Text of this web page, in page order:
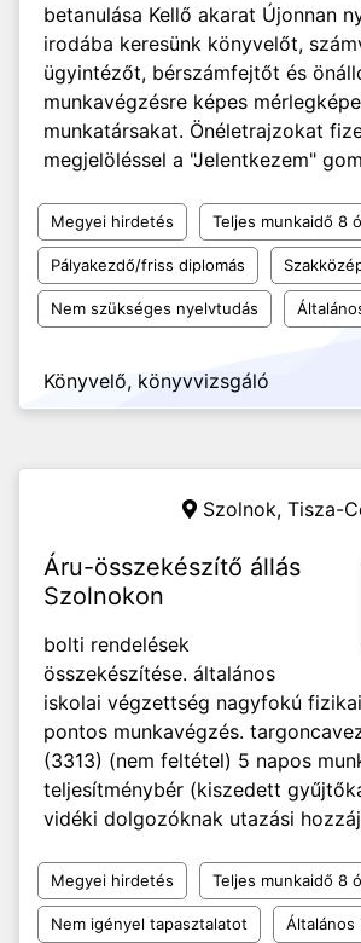
betanulása Kellő akarat Újonnan
irodába keresünk könyvelőt,
ügyintézőt, bérszámfejtőt és
munkavégzésre képes
munkatársakat. Önéletrajzokat
megjelöléssel a "Jelentkezem"
Megyei hirdetés Teljes munkaidő 8
Pályakezdő/friss diplomás
Nem szükséges nyelvtudás
Könyvelő, könyvvizsgáló
Szolnok, Tisza-
Áru-összekészítő állás
Szolnokon
bolti rendelések
összekészítése. általános
iskolai végzettség nagyfokú
pontos munkavégzés.
(3313) (nem feltétel) 5 napos
teljesítménybér (kiszedett
vidéki dolgozóknak utazási
Megyei hirdetés Teljes munkaidő 8
Nem igényel tapasztalatot Általános